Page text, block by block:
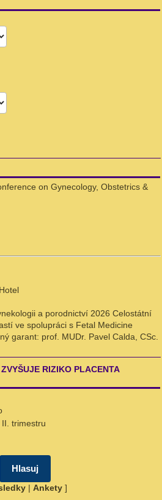
on Gynecology, Obstetrics &
a porodnictví 2026 Celostátní
ve spolupráci s Fetal Medicine
garant: prof. MUDr. Pavel Calda, CSc.
RIZIKO PLACENTA
trimestru
| Ankety ]